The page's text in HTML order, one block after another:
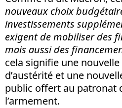
nouveaux choix
investissements
exigent de mobiliser des
mais aussi des
cela signifie une
d’austérité et une
public offert au patronat
l’armement.